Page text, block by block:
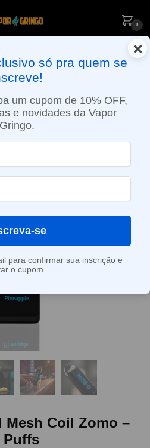
0
SÃO PAULO (SEG A SEX): PEDIDOS
15:30 VIA MOTOBOY
Mesh Coil Zomo –
Puffs
×
só pra quem se
um cupom de 10% OFF,
e novidades da Vapor
Gringo.
se
para confirmar sua inscrição e
o cupom.